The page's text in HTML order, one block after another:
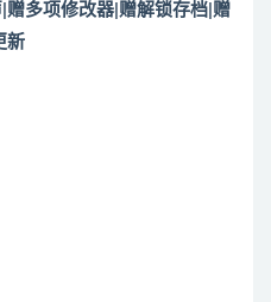
多项修改器|赠解锁存档|赠
新